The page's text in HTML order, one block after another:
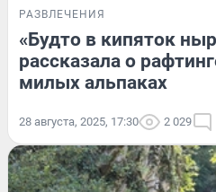
РАЗВЛЕЧЕНИЯ
«Будто в кипяток
рассказала о
милых альпаках
28 августа, 2025, 17:30 2 029